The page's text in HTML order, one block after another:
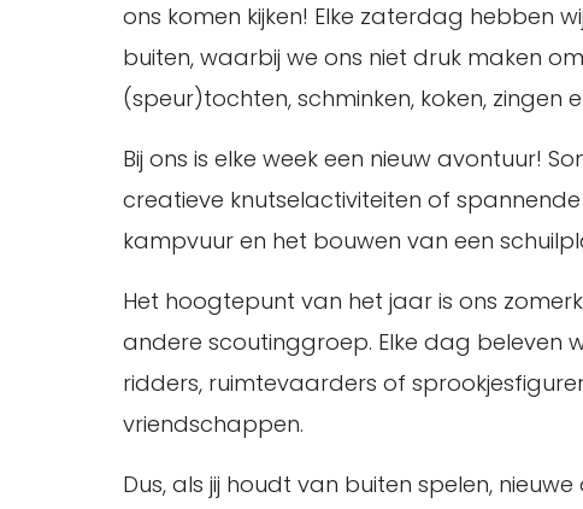
ons komen kijken! Elke zaterdag hebben
buiten, waarbij we ons niet druk maken
(speur)tochten, schminken, koken, zingen
Bij ons is elke week een nieuw avontuur!
creatieve knutselactiviteiten of
kampvuur en het bouwen van een
Het hoogtepunt van het jaar is ons
andere scoutinggroep. Elke dag beleven
ridders, ruimtevaarders of
vriendschappen.
Dus, als jij houdt van buiten spelen,